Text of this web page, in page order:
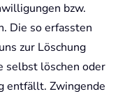
bzw.
Die so erfassten
zur Löschung
selbst löschen oder
entfällt. Zwingende